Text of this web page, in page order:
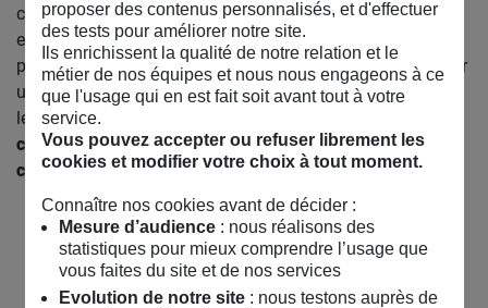
corps et couleurs divers, à partir de formes à combiner
entre elles. Mais ce n’est pas tout ! Une fois ces
personnages réalisés, vous viendrez les associer pour créer
une fresque collaborative où les personnages feront corps,
les uns avec les autres !
connexions humaines, sur ce qui nous relie, et sur
comment nous pouvons FAIRE CORPS !
Télécharger le kit
proposer des contenus personnalisés, et d'effectuer
des tests pour améliorer notre site.
Ils enrichissent la qualité de notre relation et le
métier de nos équipes et nous nous engageons à ce
que l'usage qui en est fait soit avant tout à votre
service.
Vous pouvez accepter ou refuser librement les
cookies et modifier votre choix à tout moment.
Connaître nos cookies avant de décider :
Mesure d’audience: nous réalisons des
statistiques pour mieux comprendre l’usage que
vous faites du site et de nos services
Evolution de notre site: nous testons auprès de